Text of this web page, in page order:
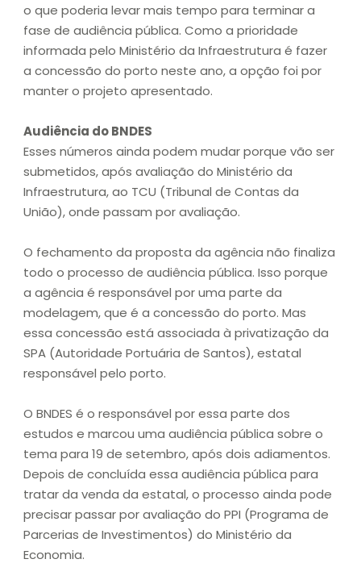
o que poderia levar mais tempo para terminar a
fase de audiência pública. Como a prioridade
informada pelo Ministério da Infraestrutura é fazer
a concessão do porto neste ano, a opção foi por
manter o projeto apresentado.
Audiência do BNDES
Esses números ainda podem mudar porque vão ser
submetidos, após avaliação do Ministério da
Infraestrutura, ao TCU (Tribunal de Contas da
União), onde passam por avaliação.
O fechamento da proposta da agência não finaliza
todo o processo de audiência pública. Isso porque
a agência é responsável por uma parte da
modelagem, que é a concessão do porto. Mas
essa concessão está associada à privatização da
SPA (Autoridade Portuária de Santos), estatal
responsável pelo porto.
O BNDES é o responsável por essa parte dos
estudos e marcou uma audiência pública sobre o
tema para 19 de setembro, após dois adiamentos.
Depois de concluída essa audiência pública para
tratar da venda da estatal, o processo ainda pode
precisar passar por avaliação do PPI (Programa de
Parcerias de Investimentos) do Ministério da
Economia.